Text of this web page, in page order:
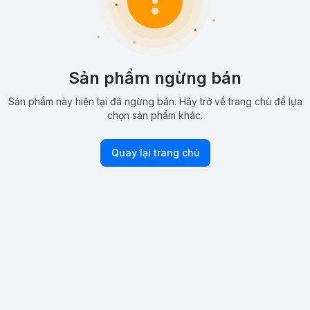
Sản phẩm ngừng bán
Sản phẩm này hiện tại đã ngừng bán. Hãy trở về trang chủ để lựa
chọn sản phẩm khác.
Quay lại trang chủ